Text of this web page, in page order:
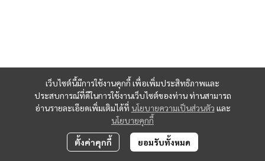
เว็บไซต์นี้มีการใช้งานคุกกี้ เพื่อเพิ่มประสิทธิภาพและ
ประสบการณ์ที่ดีในการใช้งานเว็บไซต์ของท่าน ท่านสามารถ
อ่านรายละเอียดเพิ่มเติมได้ที่ นโยบายความเป็นส่วนตัว และ
นโยบายคุกกี้
ตั้งค่าคุกกี้ ยอมรับทั้งหมด